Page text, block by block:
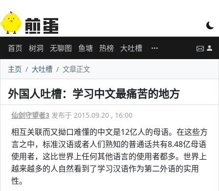
首页 树洞 无聊图 鱼塘 热榜 大吐槽
主页 大吐槽 文章正文
外国人吐槽：学习中文最痛苦的地方
仙剑守望者3 发布于 2015.09.20 , 16:00
相互关联而又拗口难懂的中文是12亿人的母语。在这些方
言之中，标准汉语或者人们熟知的普通话共有8.48亿母语
使用者，这比世界上任何其他语言的使用者都多。世界上
越来越多的人自然看到了学习汉语作为第二外语的实用
性。